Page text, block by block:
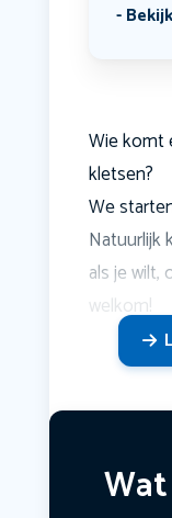
Wie komt
kletsen?
We
Natuurlijk
als je wilt,
welkom!